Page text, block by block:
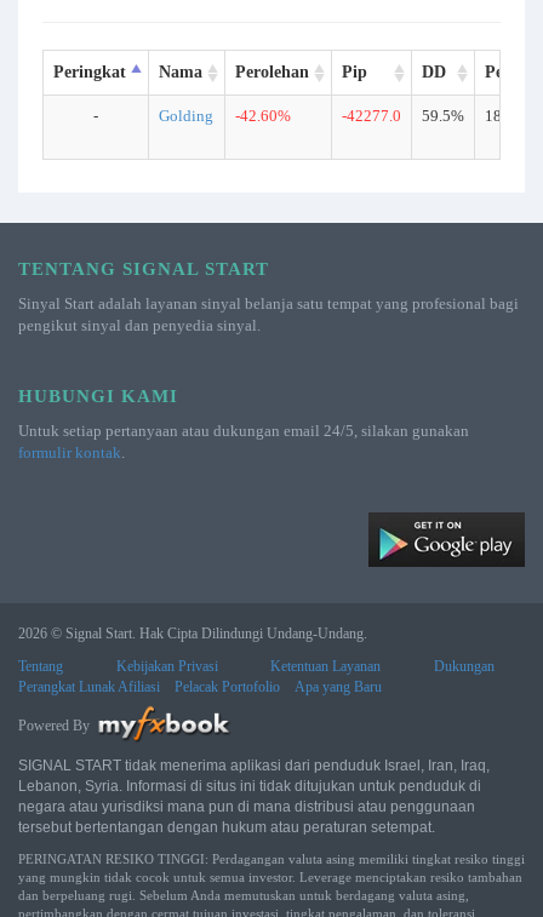
Peringkat Nama Perolehan Pip DD
- Golding -42.60% -42277.0 59.5% 189
TENTANG SIGNAL START
Sinyal Start adalah layanan sinyal belanja satu tempat yang profesional bagi
pengikut sinyal dan penyedia sinyal.
HUBUNGI KAMI
Untuk setiap pertanyaan atau dukungan email 24/5, silakan gunakan
formulir kontak.
2026 © Signal Start. Hak Cipta Dilindungi Undang-Undang.
Tentang
Kebijakan Privasi Ketentuan Layanan
Dukungan
Perangkat Lunak Afiliasi
Pelacak Portofolio Apa yang Baru
Powered By
SIGNAL START tidak menerima aplikasi dari penduduk Israel, Iran, Iraq,
Lebanon, Syria. Informasi di situs ini tidak ditujukan untuk penduduk di
negara atau yurisdiksi mana pun di mana distribusi atau penggunaan
tersebut bertentangan dengan hukum atau peraturan setempat.
PERINGATAN RESIKO TINGGI: Perdagangan valuta asing memiliki tingkat resiko tinggi
yang mungkin tidak cocok untuk semua investor. Leverage menciptakan resiko tambahan
dan berpeluang rugi. Sebelum Anda memutuskan untuk berdagang valuta asing,
pertimbangkan dengan cermat tujuan investasi, tingkat pengalaman, dan toleransi